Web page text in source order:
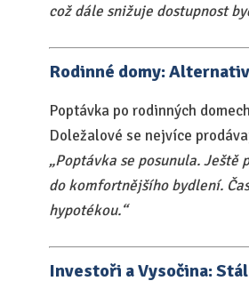
což dále snižuje dostupnost
Rodinné domy:
Poptávka po rodinných
Doležalové se nejvíce
„Poptávka se posunula.
do komfortnějšího bydlení.
hypotékou.“
Investoři a Vysočina: